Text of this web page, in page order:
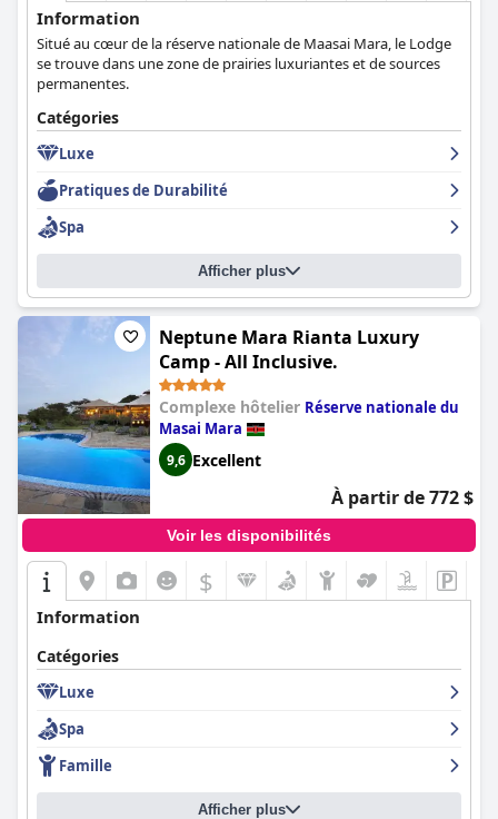
Information
Situé au cœur de la réserve nationale de Maasai Mara, le Lodge
se trouve dans une zone de prairies luxuriantes et de sources
permanentes.
Catégories
Luxe
Pratiques de Durabilité
Spa
Afficher plus
Neptune Mara Rianta Luxury
Camp - All Inclusive.
Complexe hôtelier Réserve nationale du
Masai Mara
9,6 Excellent
À partir de 772 $
Voir les disponibilités
$
Information
Catégories
Luxe
Spa
Famille
Afficher plus